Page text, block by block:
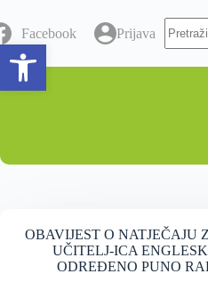
Open toolbar
Facebook Prijava
OBAVIJEST O NATJEČAJU
UČITELJ-ICA
ODREĐENO PUNO